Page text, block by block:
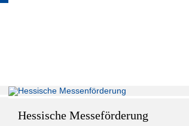
Hessische Messeförderung